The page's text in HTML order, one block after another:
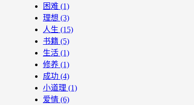
困难 (1)
理想 (3)
人生 (15)
书籍 (5)
生活 (1)
修养 (1)
成功 (4)
小道理 (1)
爱情 (6)